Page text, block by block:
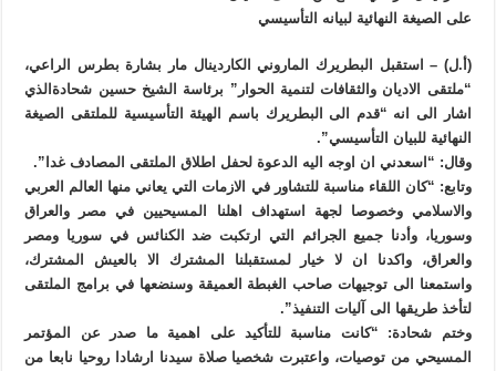
على الصيغة النهائية لبيانه التأسيسي
(أ.ل) – استقبل البطريرك الماروني الكاردينال مار بشارة بطرس الراعي،
“ملتقى الاديان والثقافات لتنمية الحوار” برئاسة الشيخ حسين شحادةالذي
اشار الى انه “قدم الى البطريرك باسم الهيئة التأسيسية للملتقى الصيغة
النهائية للبيان التأسيسي”.
وقال: “اسعدني ان اوجه اليه الدعوة لحفل اطلاق الملتقى المصادف غدا”.
وتابع: “كان اللقاء مناسبة للتشاور في الازمات التي يعاني منها العالم العربي
والاسلامي وخصوصا لجهة استهداف اهلنا المسيحيين في مصر والعراق
وسوريا، وأدنا جميع الجرائم التي ارتكبت ضد الكنائس في سوريا ومصر
والعراق، واكدنا ان لا خيار لمستقبلنا المشترك الا بالعيش المشترك،
واستمعنا الى توجيهات صاحب الغبطة العميقة وسنضعها في برامج الملتقى
لتأخذ طريقها الى آليات التنفيذ”.
وختم شحادة: “كانت مناسبة للتأكيد على اهمية ما صدر عن المؤتمر
المسيحي من توصيات، واعتبرت شخصيا صلاة سيدنا ارشادا روحيا نابعا من